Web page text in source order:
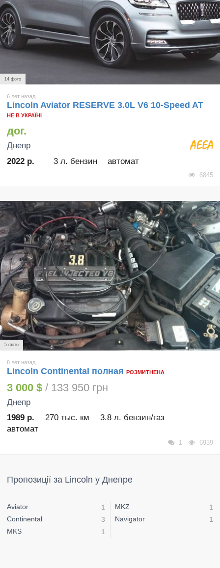
14 фото
6 лет назад
Lincoln Aviator RESERVE 3.0L V6 10-Speed AT
НЕ В УКРАЇНІ
дог.
Днепр
2022 р.
3 л. бензин автомат
6845
5 фото
8 лет назад
Lincoln Continental полная РОЗМИТНЕНА
3 000 $ / 133 950 грн
Днепр
1989 р.
270 тыс. км
3.8 л. бензин/газ
автомат
1 6939
Пропозиції за Lincoln у Днепре
Aviator
1
Continental
3
MKS
1
MKZ
1
Navigator
1